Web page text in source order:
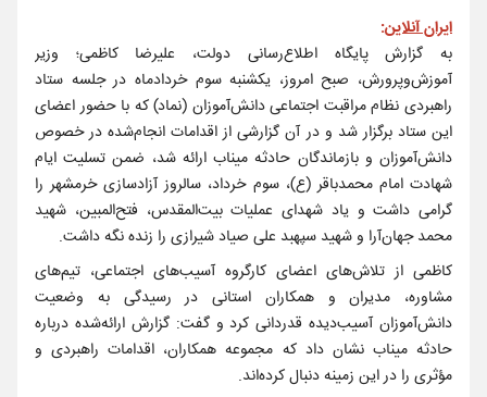
ایران آنلاین:
به گزارش پایگاه اطلاع‌رسانی دولت، علیرضا کاظمی؛ وزیر
آموزش‌وپرورش، صبح امروز، یکشنبه سوم خردادماه در جلسه ستاد
راهبردی نظام مراقبت اجتماعی دانش‌آموزان (نماد) که با حضور اعضای
این ستاد برگزار شد و در آن گزارشی از اقدامات انجام‌شده در خصوص
دانش‌آموزان و بازماندگان حادثه میناب ارائه شد، ضمن تسلیت ایام
شهادت امام محمدباقر (ع)، سوم خرداد، سالروز آزادسازی خرمشهر را
گرامی داشت و یاد شهدای عملیات بیت‌المقدس، فتح‌المبین، شهید
محمد جهان‌آرا و شهید سپهبد علی صیاد شیرازی را زنده نگه داشت.
کاظمی از تلاش‌های اعضای کارگروه آسیب‌های اجتماعی، تیم‌های
مشاوره، مدیران و همکاران استانی در رسیدگی به وضعیت
دانش‌آموزان آسیب‌دیده قدردانی کرد و گفت: گزارش ارائه‌شده درباره
حادثه میناب نشان داد که مجموعه همکاران، اقدامات راهبردی و
مؤثری را در این زمینه دنبال کرده‌اند.